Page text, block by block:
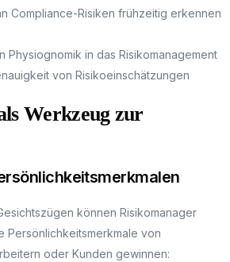
Compliance-Risiken frühzeitig erkennen
Physiognomik in das Risikomanagement
von Risikoeinschätzungen
Werkzeug zur
können Risikomanager
Persönlichkeitsmerkmale von
oder Kunden gewinnen: